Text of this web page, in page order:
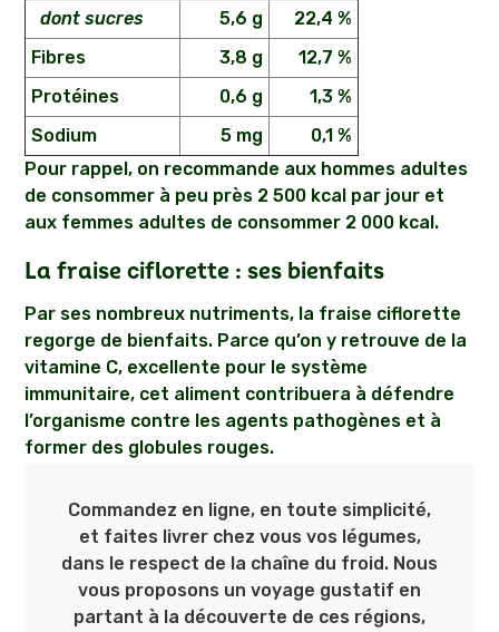
dont sucres
5,6 g
22,4 %
Fibres
3,8 g
12,7 %
Protéines
0,6 g
1,3 %
Sodium
5 mg
0,1 %
Pour rappel, on recommande aux hommes adultes
de consommer à peu près 2 500 kcal par jour et
aux femmes adultes de consommer 2 000 kcal.
La fraise ciflorette : ses bienfaits
Par ses nombreux nutriments, la fraise ciflorette
regorge de bienfaits. Parce qu’on y retrouve de la
vitamine C, excellente pour le système
immunitaire, cet aliment contribuera à défendre
l’organisme contre les agents pathogènes et à
former des globules rouges.
Commandez en ligne, en toute simplicité,
et faites livrer chez vous vos légumes,
dans le respect de la chaîne du froid. Nous
vous proposons un voyage gustatif en
partant à la découverte de ces régions,